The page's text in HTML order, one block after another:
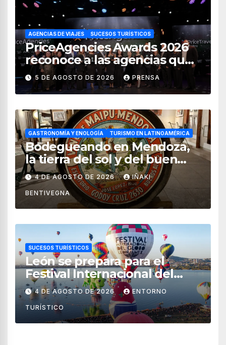
AGENCIAS DE VIAJES SUCESOS TURÍSTICOS
PriceAgencies Awards 2026
reconoce a las agencias que
impulsan el crecimiento del
turismo en México
5 DE AGOSTO DE 2026 PRENSA
GASTRONOMÍA Y ENOLOGÍA TURISMO EN LATINOAMÉRICA
Bodegueando en Mendoza,
la tierra del sol y del buen
vino
4 DE AGOSTO DE 2026 IÑAKI
BENTIVEGNA
SUCESOS TURÍSTICOS
León se prepara para el
Festival Internacional del
Globo 2026 con pilotos de 25
países
4 DE AGOSTO DE 2026 ENTORNO
TURÍSTICO